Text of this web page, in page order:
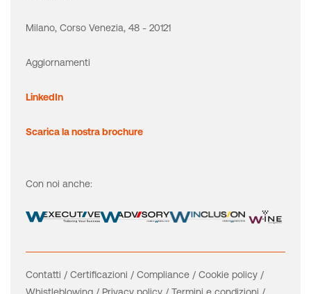
Milano, Corso Venezia, 48 - 20121
Aggiornamenti
LinkedIn
Scarica la nostra brochure
Con noi anche:
Contatti /Certificazioni /Compliance /Cookie policy /